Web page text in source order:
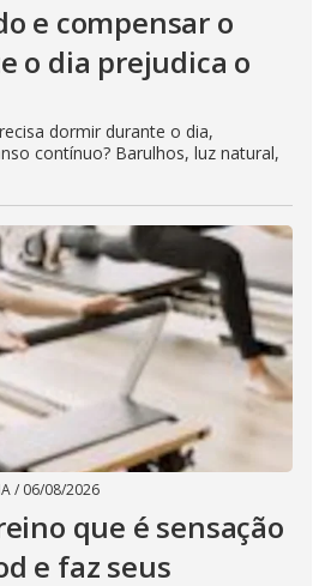
e compensar o
o dia prejudica o
dormir durante o dia,
contínuo? Barulhos, luz natural,
/ 06/08/2026
que é sensação
e faz seus